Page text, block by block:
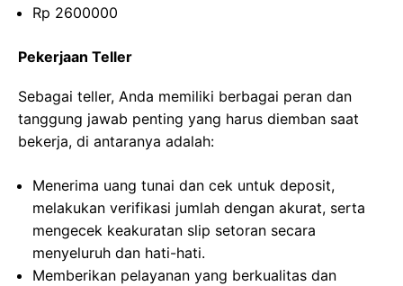
Rp 2600000
Pekerjaan Teller
Sebagai teller, Anda memiliki berbagai peran dan
tanggung jawab penting yang harus diemban saat
bekerja, di antaranya adalah:
Menerima uang tunai dan cek untuk deposit,
melakukan verifikasi jumlah dengan akurat, serta
mengecek keakuratan slip setoran secara
menyeluruh dan hati-hati.
Memberikan pelayanan yang berkualitas dan